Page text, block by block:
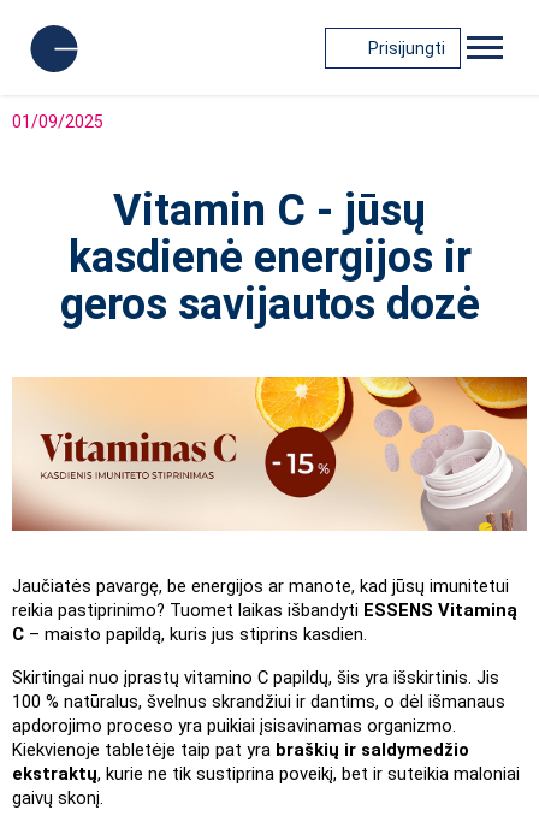
Prisijungti
01/09/2025
Vitamin C - jūsų
kasdienė energijos ir
geros savijautos dozė
Jaučiatės pavargę, be energijos ar manote, kad jūsų imunitetui
reikia pastiprinimo? Tuomet laikas išbandyti ESSENS Vitaminą
C – maisto papildą, kuris jus stiprins kasdien.
Skirtingai nuo įprastų vitamino C papildų, šis yra išskirtinis. Jis
100 % natūralus, švelnus skrandžiui ir dantims, o dėl išmanaus
apdorojimo proceso yra puikiai įsisavinamas organizmo.
Kiekvienoje tabletėje taip pat yra braškių ir saldymedžio
ekstraktų, kurie ne tik sustiprina poveikį, bet ir suteikia maloniai
gaivų skonį.